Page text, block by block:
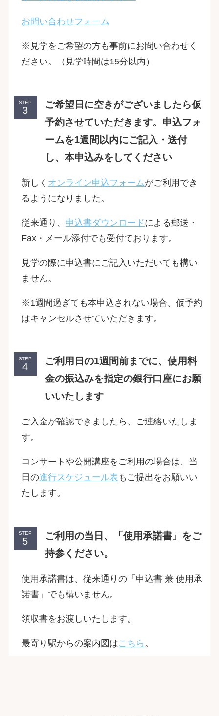
お問い合わせフォーム
※見学をご希望の方も事前にお問い合わせく
ださい。（見学時間は15分以内）
STEP
ご希望日に空きがございましたら仮
予約させていただきます。申込フォ
ームを1週間以内にご記入・送付
し、本申込みをしてください
新しく オンライン申込フォームがご利用でき
るようになりました。
従来通り、 申込書ダウンロードによる郵送・
Fax・メール添付でも受付ております。
見学の際に申込書にご記入いただいても構い
ません。
※1週間過ぎても本申込されない場合、仮予約
はキャンセルさせていただきます。
STEP
ご利用日の1週間前までに、使用料
金の振込みを指定の銀行口座にお願
いいたします
ご入金が確認できましたら、ご連絡いたしま
す。
コンサートや公開講座をご利用の場合は、当
日の進行スケジュール表 もご提出をお願いい
たします。
STEP
ご利用の当日、「使用承諾書」をご
持参ください。
使用承諾書は、従来通りの「申込書 兼 使用承
諾書」でも構いません。
領収書をお渡しいたします。
最寄り駅からの案内図はこちら 。